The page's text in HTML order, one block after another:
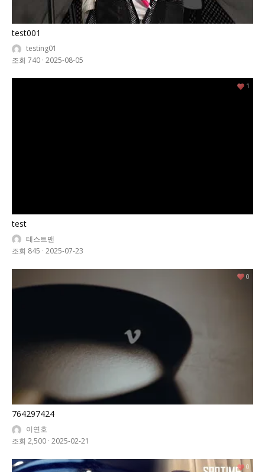
test001
testing01
조회 740 · 2025-08-05
test
테스트맨
조회 845 · 2025-07-23
1
764297424
이연호
조회 2,500 · 2025-02-21
0
0